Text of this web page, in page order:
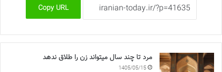
Copy URL
مرد تا چند سال میتواند زن را طلاق ندهد
1405/05/15